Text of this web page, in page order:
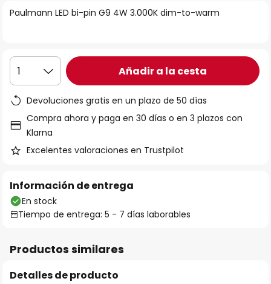
la
imágenes
Paulmann LED bi-pin G9 4W 3.000K dim-to-warm
1 Añadir a la cesta
Devoluciones gratis en un plazo de 50 días
Compra ahora y paga en 30 días o en 3 plazos con
Klarna
Excelentes valoraciones en Trustpilot
Información de entrega
En stock
Tiempo de entrega: 5 - 7 días laborables
Productos similares
Detalles de producto